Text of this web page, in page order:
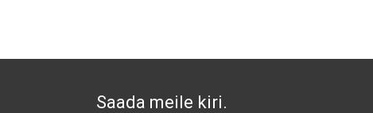
Saada meile kiri.